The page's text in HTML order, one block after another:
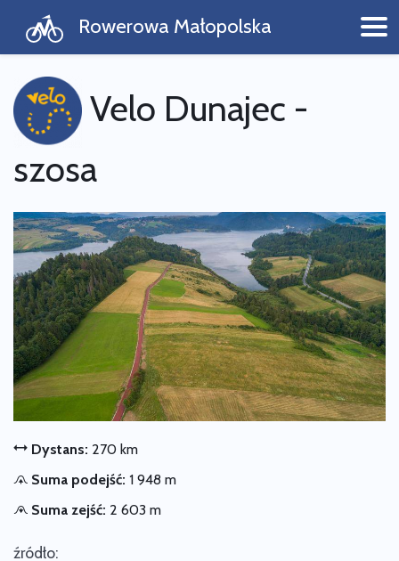
Rowerowa Małopolska
Velo Dunajec -
szosa
Dystans: 270 km
Suma podejść: 1 948 m
Suma zejść: 2 603 m
źródło: